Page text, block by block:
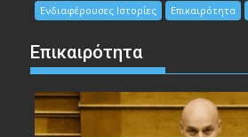
Ενδιαφέρουσες Ιστορίες Επικαιρότητα
Επικαιρότητα